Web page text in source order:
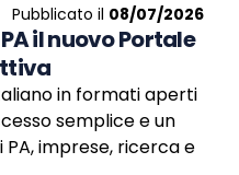
Pubblicato il 08/07/2026
il nuovo Portale
in formati aperti
semplice e un
imprese, ricerca e